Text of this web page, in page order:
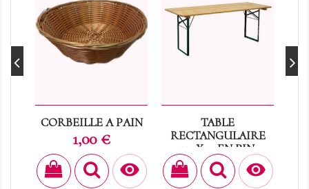
CORBEILLE A PAIN
Prix
1,00 €

TABLE
RECTANGULAIRE
220X70 EN PIN
Prix
8,95 € 